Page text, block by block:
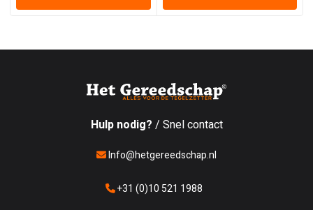
Hulp nodig? / Snel contact
Info@hetgereedschap.nl
+31 (0)10 521 1988